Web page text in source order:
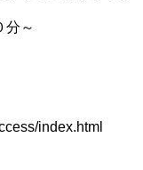
～
index.html